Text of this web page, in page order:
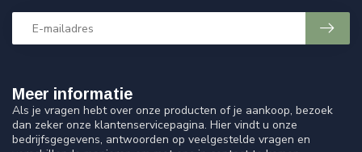
Meer informatie
Als je vragen hebt over onze producten of je aankoop, bezoek
dan zeker onze klantenservicepagina. Hier vindt u onze
bedrijfsgegevens, antwoorden op veelgestelde vragen en